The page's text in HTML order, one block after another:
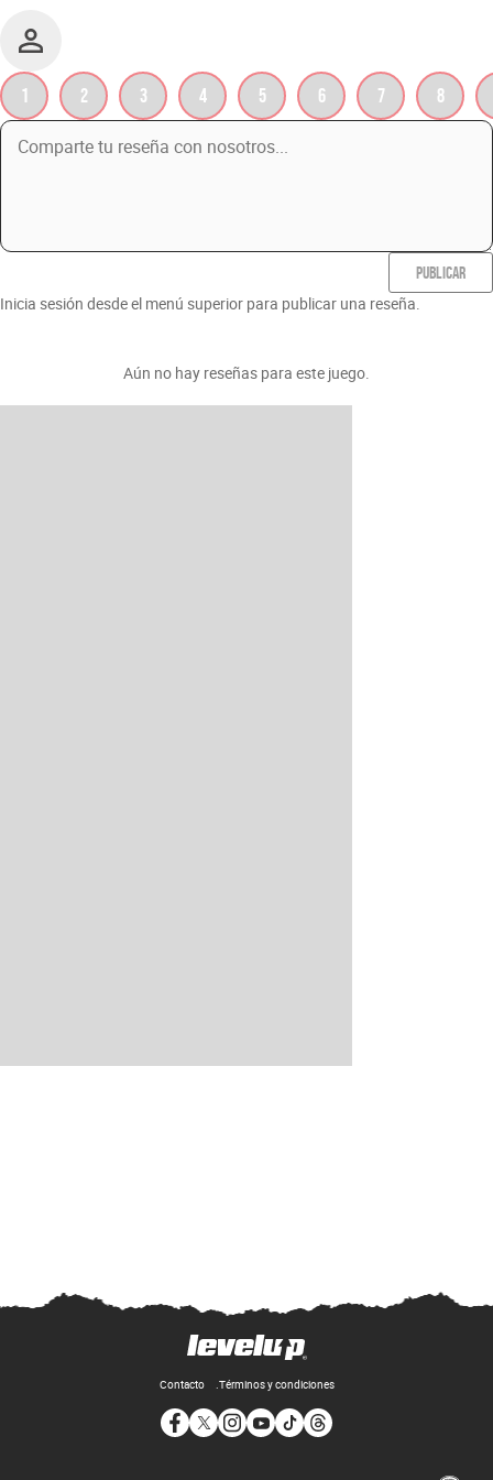
1 2 3 4 5 6 7 8
PUBLICAR
Inicia sesión desde el menú superior para publicar una reseña.
Aún no hay reseñas para este juego.
Contacto Términos y condiciones
Opens in new window
Opens in new window
Opens in new window
Opens in new window
Opens in new window
Opens in new window